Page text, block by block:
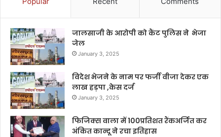
जालसाजी के आरोपी को कैंट पुलिस ने भेजा
जेल
January 3, 2025
विदेश भेजने के नाम पर फर्जी वीजा देकर एक
लाख हड़पा ,केस दर्ज
January 3, 2025
फिजिक्स वाला में 100प्रतिशत रैंकअर्जित कर
अंकित कान्दू ने रचा इतिहास